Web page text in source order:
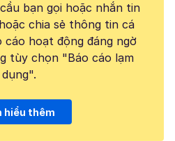
bạn gọi hoặc nhắn tin
chia sẻ thông tin cá
cáo hoạt động đáng ngờ
tùy chọn "Báo cáo lạm
dụng".
hiểu thêm